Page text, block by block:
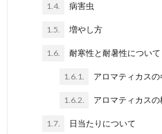
1.4. 病害虫
1.5. 増やし方
1.6. 耐寒性と耐暑性について
1.6.1. アロマティカス
1.6.2. アロマティカス
1.7. 日当たりについて